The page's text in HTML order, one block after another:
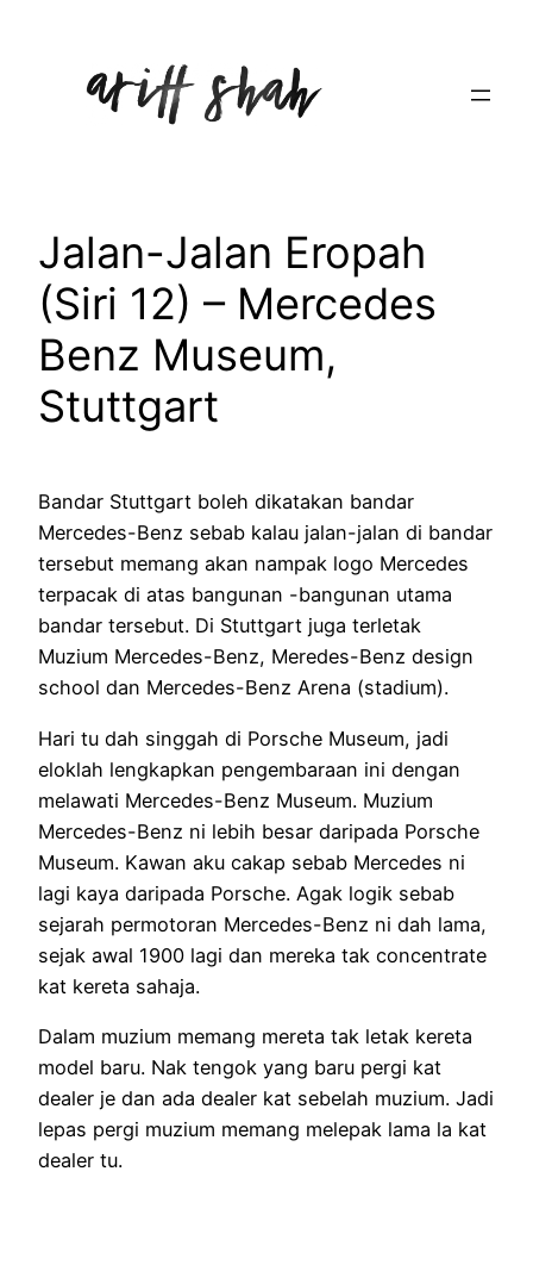
Jalan-Jalan Eropah
(Siri 12) – Mercedes
Benz Museum,
Stuttgart
Bandar Stuttgart boleh dikatakan bandar
Mercedes-Benz sebab kalau jalan-jalan di bandar
tersebut memang akan nampak logo Mercedes
terpacak di atas bangunan -bangunan utama
bandar tersebut. Di Stuttgart juga terletak
Muzium Mercedes-Benz, Meredes-Benz design
school dan Mercedes-Benz Arena (stadium).
Hari tu dah singgah di Porsche Museum, jadi
eloklah lengkapkan pengembaraan ini dengan
melawati Mercedes-Benz Museum. Muzium
Mercedes-Benz ni lebih besar daripada Porsche
Museum. Kawan aku cakap sebab Mercedes ni
lagi kaya daripada Porsche. Agak logik sebab
sejarah permotoran Mercedes-Benz ni dah lama,
sejak awal 1900 lagi dan mereka tak concentrate
kat kereta sahaja.
Dalam muzium memang mereta tak letak kereta
model baru. Nak tengok yang baru pergi kat
dealer je dan ada dealer kat sebelah muzium. Jadi
lepas pergi muzium memang melepak lama la kat
dealer tu.